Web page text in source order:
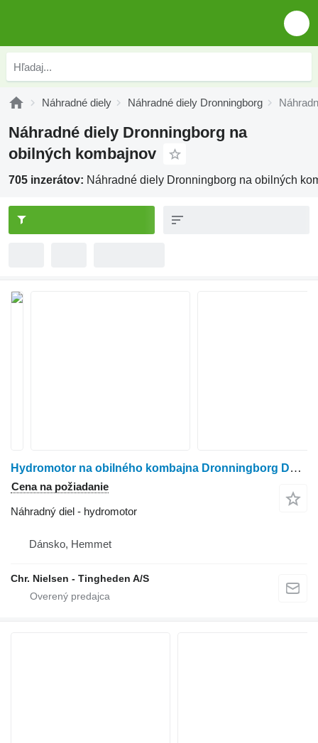
Náhradné diely Náhradné diely Dronningborg
Náhradné diely Dronningborg na
obilných kombajnov
705 inzerátov: Náhradné diely Dronningborg na obilných
Hydromotor na obilného kombajna Dronningborg D7000S
Cena na požiadanie
Náhradný diel - hydromotor
Dánsko, Hemmet
Chr. Nielsen - Tingheden A/S